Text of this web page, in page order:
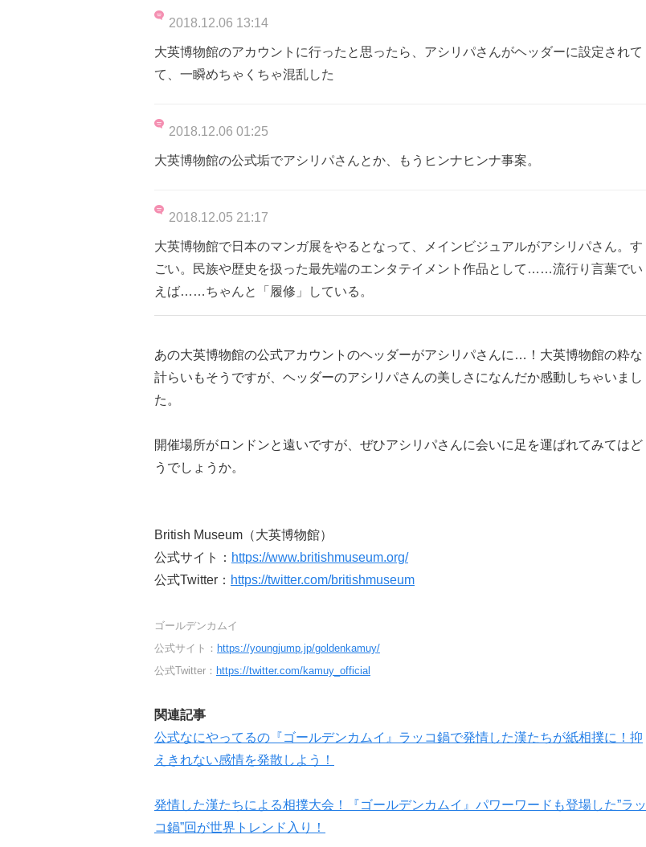
2018.12.06 13:14
大英博物館のアカウントに行ったと思ったら、アシリパさんがヘッダーに設定されて
て、一瞬めちゃくちゃ混乱した
2018.12.06 01:25
大英博物館の公式垢でアシリパさんとか、もうヒンナヒンナ事案。
2018.12.05 21:17
大英博物館で日本のマンガ展をやるとなって、メインビジュアルがアシリパさん。す
ごい。民族や歴史を扱った最先端のエンタテイメント作品として……流行り言葉でい
えば……ちゃんと「履修」している。
あの大英博物館の公式アカウントのヘッダーがアシリパさんに…！大英博物館の粋な
計らいもそうですが、ヘッダーのアシリパさんの美しさになんだか感動しちゃいまし
た。
開催場所がロンドンと遠いですが、ぜひアシリパさんに会いに足を運ばれてみてはど
うでしょうか。
British Museum（大英博物館）
公式サイト： https://www.britishmuseum.org/
公式Twitter： https://twitter.com/britishmuseum
ゴールデンカムイ
公式サイト： https://youngjump.jp/goldenkamuy/
公式Twitter： https://twitter.com/kamuy_official
関連記事
公式なにやってるの『ゴールデンカムイ』ラッコ鍋で発情した漢たちが紙相撲に！抑
えきれない感情を発散しよう！
発情した漢たちによる相撲大会！『ゴールデンカムイ』パワーワードも登場した”ラッ
コ鍋”回が世界トレンド入り！